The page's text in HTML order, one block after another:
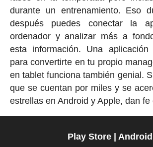
durante un entrenamiento. Eso
después puedes conectar la
ordenador y analizar más a
esta información. Una aplicación
para convertirte en tu propio
en tablet funciona también genial.
que se cuentan por miles y se
estrellas en Android y Apple, dan fe
Play Store | Android